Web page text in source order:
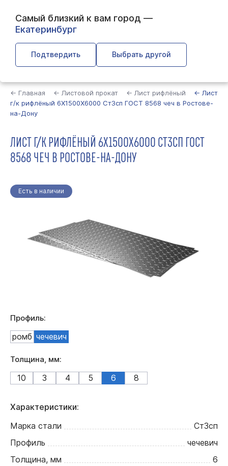
Самый близкий к вам город —
Екатеринбург
Подтвердить Выбрать другой
← Главная ← Листовой прокат ← Лист рифлёный
← Лист
г/к рифлёный 6Х1500Х6000 Ст3сп ГОСТ 8568 чеч в Ростове-
на-Дону
ЛИСТ Г/К РИФЛЁНЫЙ 6Х1500Х6000 СТ3СП ГОСТ
8568 ЧЕЧ В РОСТОВЕ-НА-ДОНУ
Есть в наличии
Профиль:
ромб чечевич
Толщина, мм:
10 3 4 5 6 8
Характеристики:
Марка стали
Ст3сп
Профиль
чечевич
Толщина, мм
6